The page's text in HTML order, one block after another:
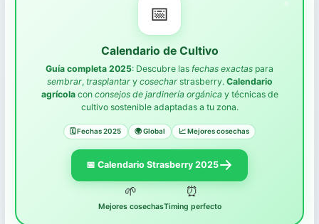
Plantas de Exterior
📅
Calendario de Cultivo
Guía completa 2025: Descubre las fechas exactas para
sembrar, trasplantary cosecharstrasberry. Calendario
agrícolacon consejos de jardinería orgánica y técnicas de
cultivo sostenible adaptadas a tu zona.
🗓️ Fechas 2025 🌍 Global 📈 Mejores cosechas
📅 Calendario Strasberry 2025
🌱
Mejores cosechas
⏰
Timing perfecto